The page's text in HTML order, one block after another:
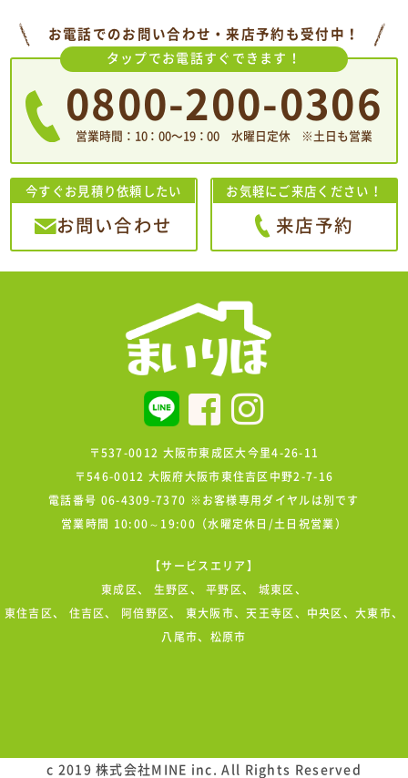
お電話でのお問い合わせ・来店予約も受付中！
タップでお電話すぐできます！
0800-200-0306
営業時間：10：00〜19：00 水曜日定休 ※土日も営業
今すぐお見積り依頼したい
お問い合わせ
お気軽にご来店ください！
来店予約
〒537-0012 大阪市東成区大今里4-26-11
〒546-0012 大阪府大阪市東住吉区中野2-7-16
電話番号 06-4309-7370 ※お客様専用ダイヤルは別です
営業時間 10:00～19:00（水曜定休日/土日祝営業）
【サービスエリア】
東成区、 生野区 、平野区、 城東区 、
東住吉区、 住吉区、 阿倍野区、 東大阪市、天王寺区、中央区、大東市、
八尾市、松原市
c 2019 株式会社MINE inc. All Rights Reserved